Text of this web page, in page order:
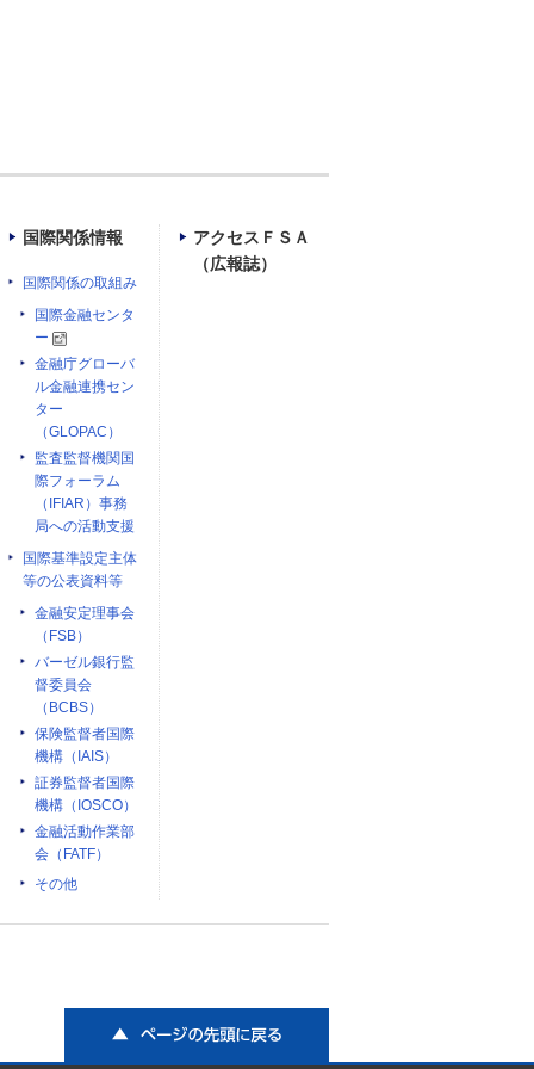
国際関係情報
国際関係の取組み
国際金融センタ
ー
金融庁グローバ
ル金融連携セン
ター
（GLOPAC）
監査監督機関国
際フォーラム
（IFIAR）事務
局への活動支援
国際基準設定主体
等の公表資料等
金融安定理事会
（FSB）
バーゼル銀行監
督委員会
（BCBS）
保険監督者国際
機構（IAIS）
証券監督者国際
機構（IOSCO）
金融活動作業部
会（FATF）
その他
アクセスＦＳＡ
（広報誌）